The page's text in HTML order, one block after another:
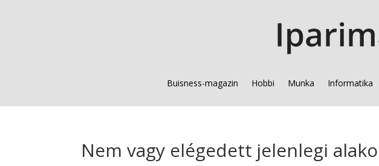
Buisness-magazin Hobbi Munka Informatika
Nem vagy elégedett jelenlegi